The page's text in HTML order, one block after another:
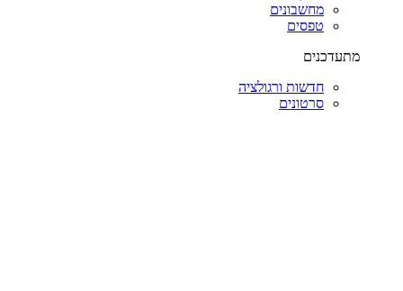
מחשבונים
טפסים
מתעדכנים
חדשות ורגולציה
סרטונים